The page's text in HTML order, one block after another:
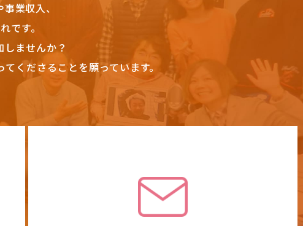
業収入、
です。
ませんか？
くださることを願っています。